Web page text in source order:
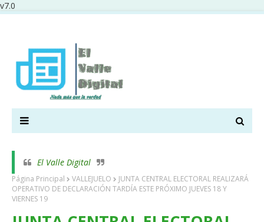
v7.0
El Valle Digital
Página Principal VALLEJUELO
JUNTA CENTRAL ELECTORAL REALIZARÁ
OPERATIVO DE DECLARACIÓN TARDÍA ESTE PRÓXIMO JUEVES 18 Y
VIERNES 19